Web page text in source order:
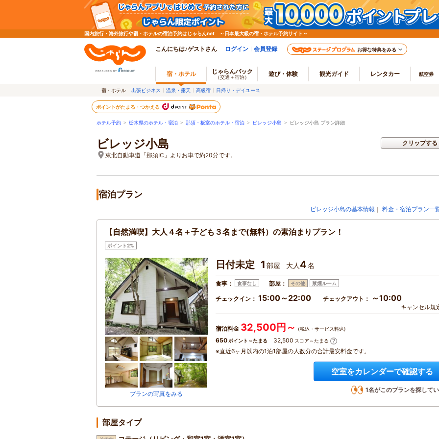
国内旅行・海外旅行や宿・ホテルの宿泊予約はじゃらんnet ～日本最大級の宿・ホテル予約サイト～
こんにちは♪ゲストさん ログイン 会員登録 お得な特典をみる
宿・ホテル じゃらんパック
（交通＋宿泊） 遊び・体験 観光ガイド レンタカー 航空券
宿・ホテル 出張ビジネス 温泉・露天 高級宿 日帰り・デイユース
ポイントがたまる・つかえる
ホテル予約 > 栃木県のホテル・宿泊 > 那須・板室のホテル・宿泊 > ビレッジ小島 > ビレッジ小島 プラン詳細
ビレッジ小島
東北自動車道「那須IC」よりお車で約20分です。
クリップする
宿泊プラン
ビレッジ小島の基本情報 ｜ 料金・宿泊プラン一
【自然満喫】大人４名＋子ども３名まで(無料）の素泊まりプラン！
ポイント2%
プランの写真をみる
日付未定 1 部屋 大人 4名
食事： 食事なし 部屋： その他 禁煙ルーム
チェックイン： 15:00～22:00 チェックアウト： ～10:00
キャンセル規
宿泊料金 32,500円～ (税込・サービス料込)
650 ポイント～たまる 32,500 スコア～たまる
※直近6ヶ月以内の1泊1部屋の人数分の合計最安料金です。
空室をカレンダーで確認する
1名がこのプランを探して
部屋タイプ